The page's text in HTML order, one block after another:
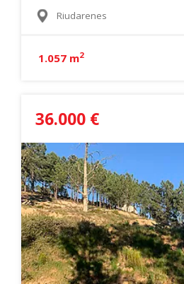
Riudarenes
1.057 m2
36.000 €